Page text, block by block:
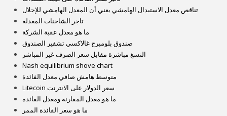
تناقص معدل الاستبدال الهامشي يعني أن المعدل الهامشي للإحلال
تاجر الشاحنات المعدلة
ما هو معدل عقبة الشركة
صندوق بلومبرج غالاكسي تشفير الصندوق
النسغ مباشرة مقابل سعر الصرف غير المباشر
Nash equilibrium shove chart
متوسط ​​هامش صافي معدل الفائدة
Litecoin سعر الدولار على الانترنت
ما هو معدل المقارنة ومعدل الفائدة
ما هو سعر الفائدة الممر